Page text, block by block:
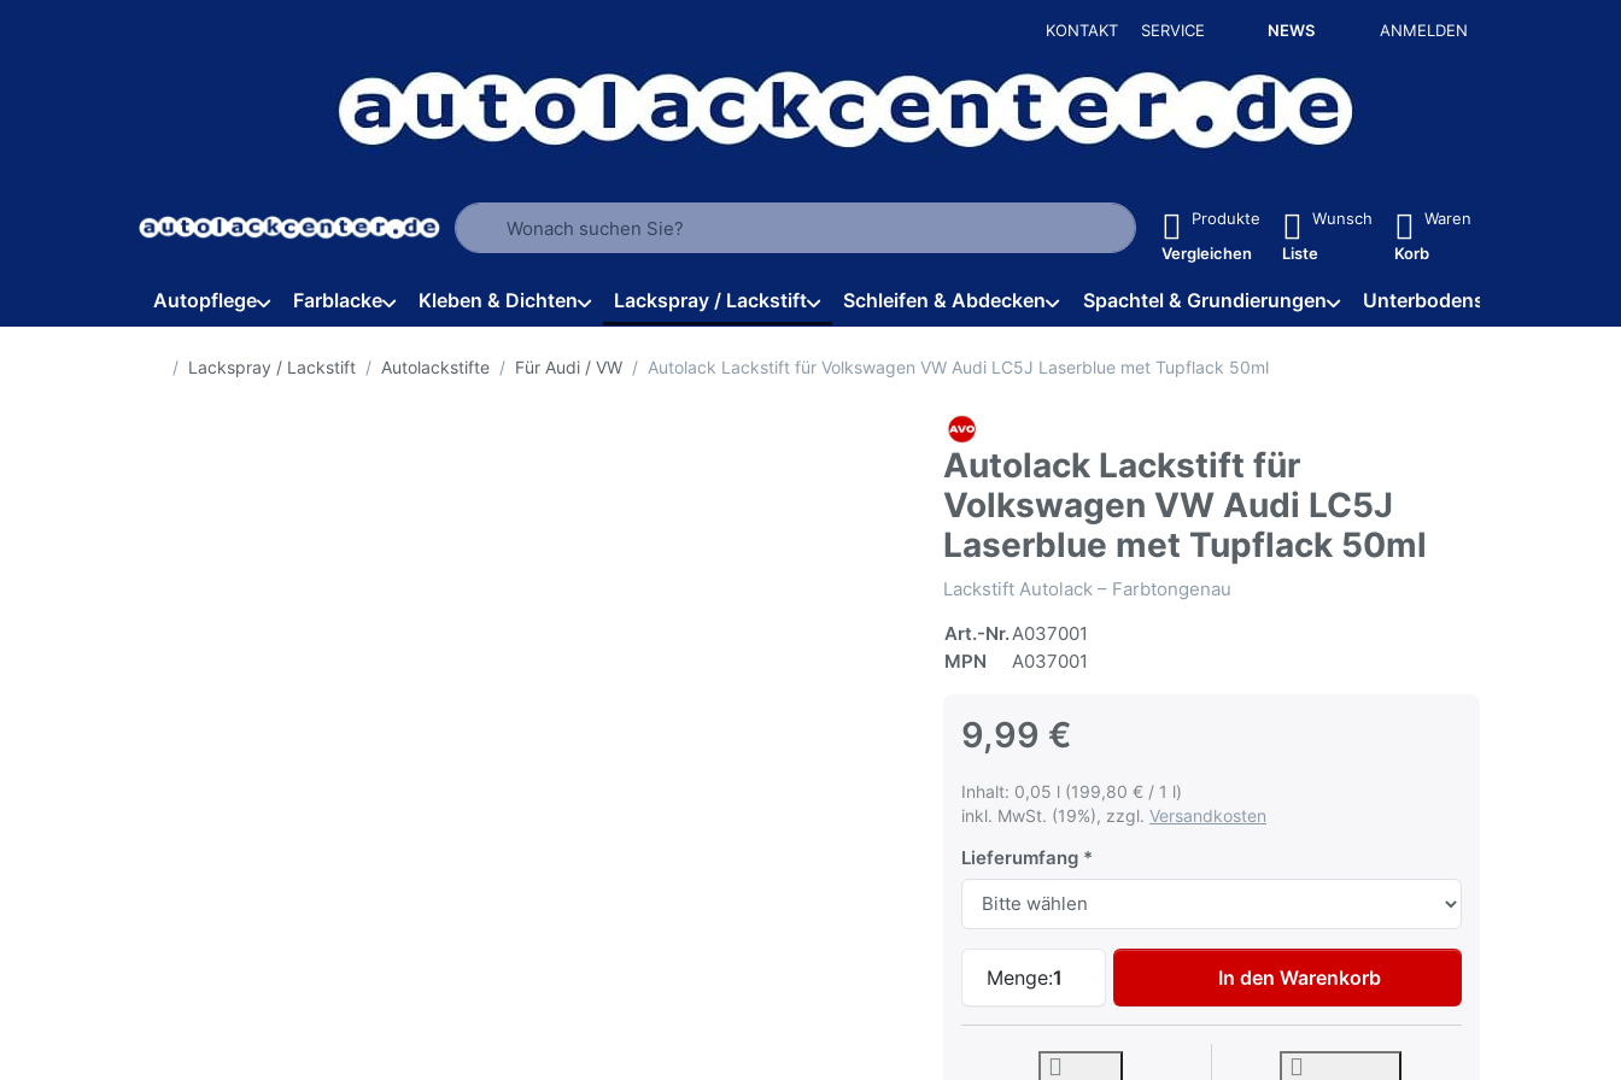
KONTAKT SERVICE NEWS ANMELDEN
Geben Sie einen Suchbegriff ein. Während Sie tippen, erscheinen automatisch erste Ergebnisse. Drücken Sie die Eingabetaste, um alle
Produkte
Vergleichen
Wunsch
Liste
Waren
Korb
Autopflege Farblacke Kleben & Dichten Lackspray / Lackstift Schleifen & Abdecken Spachtel & Grundierungen Unterbodenschutz / HV
Startseite
Lackspray / Lackstift Autolackstifte Für Audi / VW Autolack Lackstift für Volkswagen VW Audi LC5J Laserblue met Tupflack 50ml
Autolack Lackstift für
Volkswagen VW Audi LC5J
Laserblue met Tupflack 50ml
Lackstift Autolack – Farbtongenau
Art.-Nr.A037001
MPN
A037001
9,99 €
Inhalt: 0,05 l (199,80 € / 1 l)
inkl. MwSt. (19%), zzgl. Versandkosten
Lieferumfang
Menge:1
Autolack Lackstift für Volkswagen VW Audi LC5J
In den Warenkorb